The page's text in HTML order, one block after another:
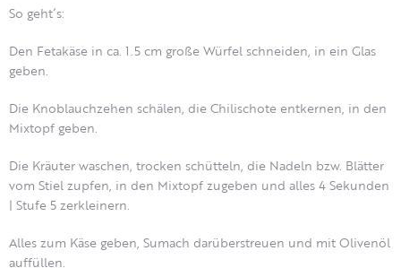
So geht´s:
Den Fetakäse in ca. 1.5 cm große Würfel schneiden, in ein Glas
geben.
Die Knoblauchzehen schälen, die Chilischote entkernen, in den
Mixtopf geben.
Die Kräuter waschen, trocken schütteln, die Nadeln bzw. Blätter
vom Stiel zupfen, in den Mixtopf zugeben und alles 4 Sekunden
| Stufe 5 zerkleinern.
Alles zum Käse geben, Sumach darüberstreuen und mit Olivenöl
auffüllen.